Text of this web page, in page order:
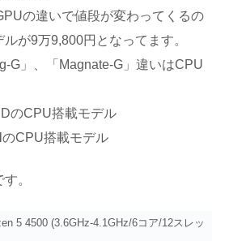
の違いで値段が変わってくるの
が9万9,800円となってます。
G」、「Magnate-G」違いはCPU
のCPU搭載モデル
のCPU搭載モデル
。
5 4500 (3.6GHz-4.1GHz/6コア/12スレッ